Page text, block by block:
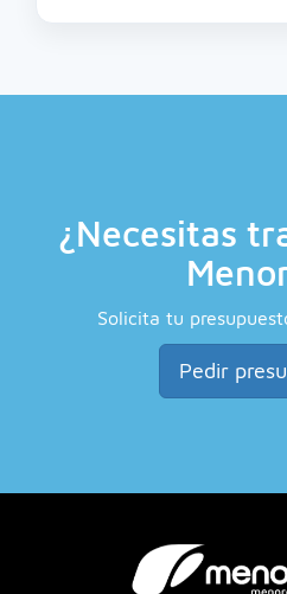
¿Necesitas
Solicita tu
Pedir